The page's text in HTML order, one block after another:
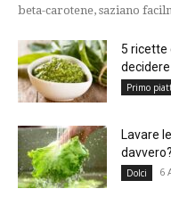
beta-carotene, saziano
5 ricette
decidere
Primo
Lavare
Dolci 6